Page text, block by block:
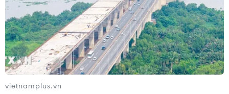
12/04/2020 15:17
Lợi nhuận hoạt động của Hyundai được dự báo chỉ đạt
700 tỷ won, giảm 15% so với cùng kỳ năm 2019, trong
khi lợi nhuận hoạt động của Kia trong quý 1/2020 dự
kiến giảm tới 44%.
vietnamplus.vn